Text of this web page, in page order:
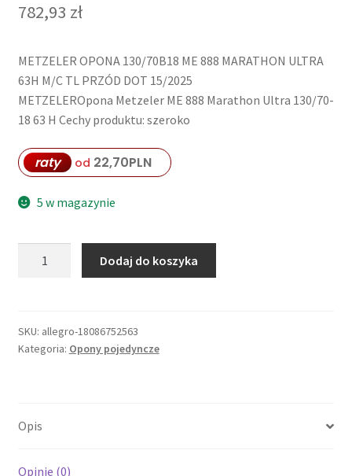
782,93 zł
METZELER OPONA 130/70B18 ME 888 MARATHON ULTRA
63H M/C TL PRZÓD DOT 15/2025
METZELEROpona Metzeler ME 888 Marathon Ultra 130/70-
18 63 H Cechy produktu: szeroko
raty od 22,70PLN
5 w magazynie
ME
888
M/C
PRZÓD
Dodaj do koszyka
SKU: allegro-18086752563
Kategoria: Opony pojedyncze
Opis
Opinie (0)